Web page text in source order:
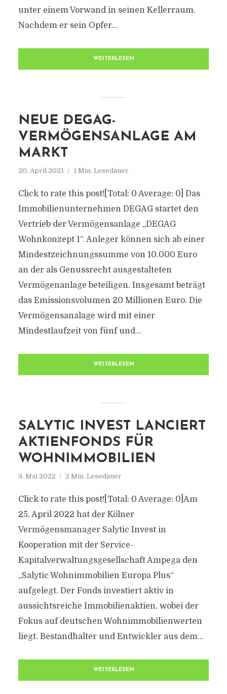
unter einem Vorwand in seinen Kellerraum.
Nachdem er sein Opfer...
WEITERLESEN
NEUE DEGAG-
VERMÖGENSANLAGE AM
MARKT
20. April 2021 1 Min. Lesedauer
Click to rate this post![Total: 0 Average: 0] Das
Immobilienunternehmen DEGAG startet den
Vertrieb der Vermögensanlage „DEGAG
Wohnkonzept 1“. Anleger können sich ab einer
Mindestzeichnungssumme von 10.000 Euro
an der als Genussrecht ausgestalteten
Vermögenanlage beteiligen. Insgesamt beträgt
das Emissionsvolumen 20 Millionen Euro. Die
Vermögensanalage wird mit einer
Mindestlaufzeit von fünf und...
WEITERLESEN
SALYTIC INVEST LANCIERT
AKTIENFONDS FÜR
WOHNIMMOBILIEN
3. Mai 2022 2 Min. Lesedauer
Click to rate this post![Total: 0 Average: 0]Am
25. April 2022 hat der Kölner
Vermögensmanager Salytic Invest in
Kooperation mit der Service-
Kapitalverwaltungsgesellschaft Ampega den
„Salytic Wohnimmobilien Europa Plus“
aufgelegt. Der Fonds investiert aktiv in
aussichtsreiche Immobilienaktien, wobei der
Fokus auf deutschen Wohnimmobilienwerten
liegt. Bestandhalter und Entwickler aus dem...
WEITERLESEN